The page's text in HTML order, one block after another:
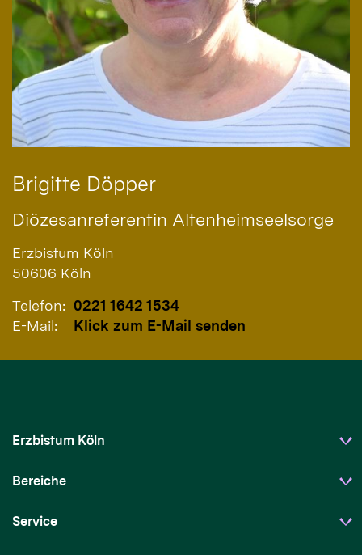
Brigitte Döpper
Diözesanreferentin Altenheimseelsorge
Erzbistum Köln
50606 Köln
Telefon: 0221 1642 1534
E-Mail:
Klick zum E-Mail senden
Erzbistum Köln
Bereiche
Service